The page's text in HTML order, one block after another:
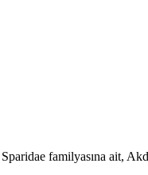
familyasına ait,